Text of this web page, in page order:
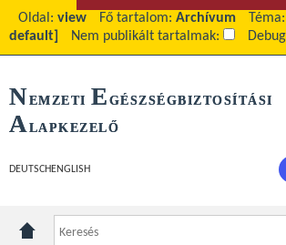
Oldal: view Fő tartalom: Archívum Téma:
default]
Nem publikált tartalmak:
NEMZETI E GÉSZSÉGBIZTOSÍTÁSI
ALAPKEZELŐ
DEUTSCH ENGLISH